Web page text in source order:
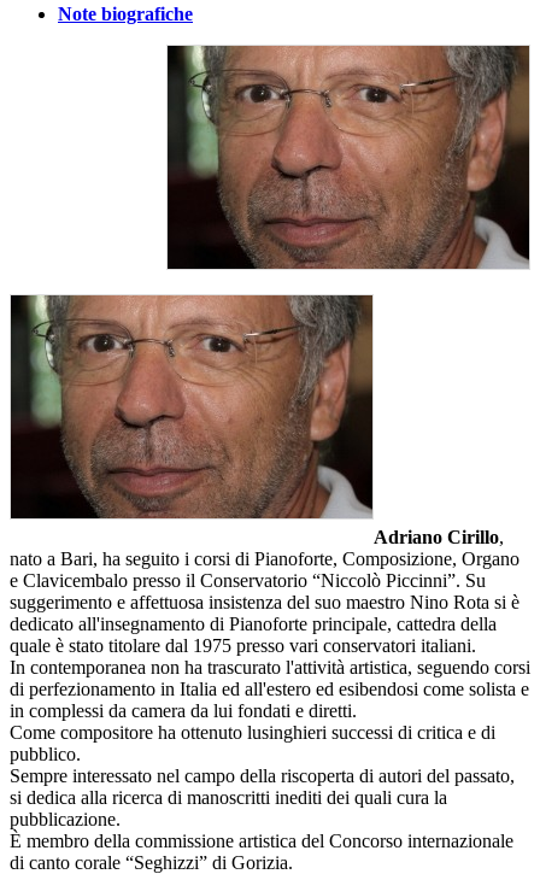
Note biografiche
Adriano Cirillo,
nato a Bari, ha seguito i corsi di Pianoforte, Composizione, Organo
e Clavicembalo presso il Conservatorio “Niccolò Piccinni”. Su
suggerimento e affettuosa insistenza del suo maestro Nino Rota si è
dedicato all'insegnamento di Pianoforte principale, cattedra della
quale è stato titolare dal 1975 presso vari conservatori italiani.
In contemporanea non ha trascurato l'attività artistica, seguendo corsi
di perfezionamento in Italia ed all'estero ed esibendosi come solista e
in complessi da camera da lui fondati e diretti.
Come compositore ha ottenuto lusinghieri successi di critica e di
pubblico.
Sempre interessato nel campo della riscoperta di autori del passato,
si dedica alla ricerca di manoscritti inediti dei quali cura la
pubblicazione.
È membro della commissione artistica del Concorso internazionale
di canto corale “Seghizzi” di Gorizia.